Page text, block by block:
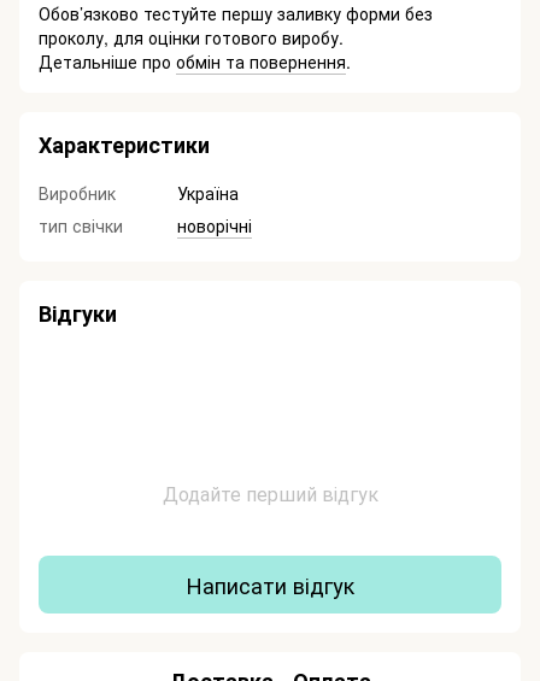
Обов’язково тестуйте першу заливку форми без
проколу, для оцінки готового виробу.
Детальніше про обмін та повернення.
Характеристики
Виробник
Україна
тип свічки
новорічні
Відгуки
Додайте перший відгук
Написати відгук